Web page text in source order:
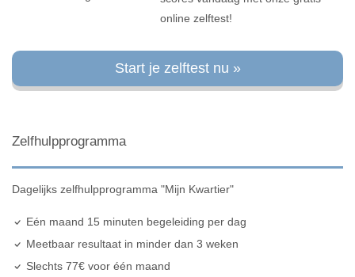
online zelftest!
Start je zelftest nu »
Zelfhulpprogramma
Dagelijks zelfhulpprogramma "Mijn Kwartier"
Eén maand 15 minuten begeleiding per dag
Meetbaar resultaat in minder dan 3 weken
Slechts 77€ voor één maand